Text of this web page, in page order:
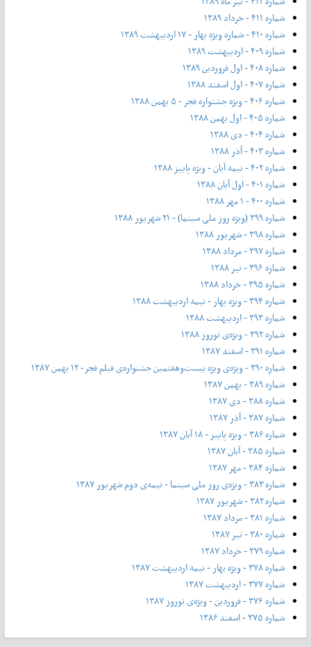
شماره ۴۱۱ - خرداد ۱۳۸۹
شماره ۴۱۰ - شماره ویژه بهار - ۱۷ اردیبهشت ۱۳۸۹
شماره ۴۰۹ - اردیبهشت ۱۳۸۹
شماره ۴۰۸ - اول فروردین ۱۳۸۹
شماره ۴۰۷ - اول اسفند ۱۳۸۸
شماره ۴۰۶ - ویژه جشنواره فجر - ۵ بهمن ۱۳۸۸
شماره ۴۰۵ - اول بهمن ۱۳۸۸
شماره ۴۰۴ - دی ۱۳۸۸
شماره ۴۰۳ - آذر ۱۳۸۸
شماره ۴۰۲ - نیمه آبان - ویژه پاییز ۱۳۸۸
شماره ۴۰۱ - اول آبان ۱۳۸۸
شماره ۴۰۰ - ۱ مهر ۱۳۸۸
شماره ۳۹۹ (ویژه روز ملی سینما) - ۲۱ شهریور ۱۳۸۸
شماره ۳۹۸ - شهریور ۱۳۸۸
شماره ۳۹۷ - مرداد ۱۳۸۸
شماره ۳۹۶ - تیر ۱۳۸۸
شماره ۳۹۵ - خرداد ۱۳۸۸
شماره ۳۹۴ - ویژه بهار - نیمه‌ اردیبهشت ۱۳۸۸
شماره ۳۹۳ - اردیبهشت ۱۳۸۸
شماره ۳۹۲ - ویژه‌ی نوروز ۱۳۸۸
شماره ۳۹۱ - اسفند ۱۳۸۷
شماره ۳۹۰ - ویژه‌ی ویژه بیست‌و‌هفتمین جشنواره‌ی فیلم فجر- ۱۲ بهمن ۱۳۸۷
شماره ۳۸۹ - بهمن ۱۳۸۷
شماره ۳۸۸ - دی ۱۳۸۷
شماره ۳۸۷ - آذر ۱۳۸۷
شماره ۳۸۶ - ویژه پاییز - ۱۸ آبان ۱۳۸۷
شماره ۳۸۵ - آبان ۱۳۸۷
شماره ۳۸۴ - مهر ۱۳۸۷
شماره ۳۸۳ - ویژه‌ی روز ملی سینما - نیمه‌ی دوم شهریور ۱۳۸۷
شماره ۳۸۲ - شهریور ۱۳۸۷
شماره ۳۸۱ - مرداد ۱۳۸۷
شماره ۳۸۰ - تیر ۱۳۸۷
شماره ۳۷۹ - خرداد ۱۳۸۷
شماره ۳۷۸ - ویژه بهار - نیمه‌ اردیبهشت ۱۳۸۷
شماره ۳۷۷ - اردیبهشت ۱۳۸۷
شماره ۳۷۶ - فروردین - ویژه‌ی نوروز ۱۳۸۷
شماره ۳۷۵ - اسفند ۱۳۸۶